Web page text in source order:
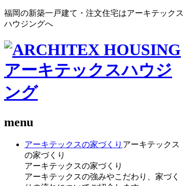
福岡の新築一戸建て・注文住宅はアーキテックス
ハウジングへ
menu
アーキテックスの家づくり アーキテックス
の家づくり
アーキテックスの家づくり
アーキテックスの強みやこだわり、家づく